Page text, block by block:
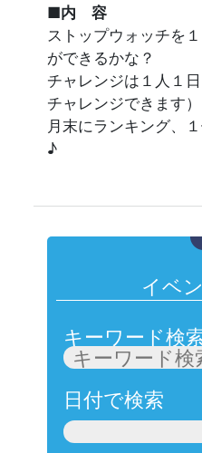
■内 容
ストップウォッチを
ができるかな？
チャレンジは１人１
チャレンジできます）
月末にランキング、
♪
イベ
キーワード検
日付で検索